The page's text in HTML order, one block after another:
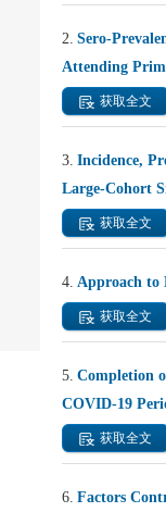
2. Sero-
Attending
获取全文
3. Incidence,
Large-Cohort
获取全文
4. Approach to
获取全文
5. Completion
COVID-19
获取全文
6. Factors